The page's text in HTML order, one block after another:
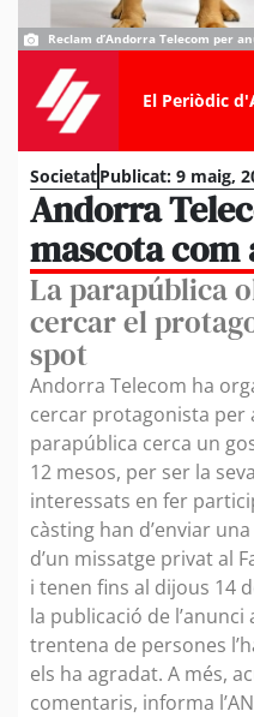
Reclam d’Andorra Telecom per
El Periòdic
SocietatPublicat: 9 maig,
Andorra
mascota com
La parapública
cercar el
spot
Andorra Telecom ha
cercar protagonista per
parapública cerca un
12 mesos, per ser la
interessats en fer
càsting han d’enviar
d’un missatge privat al
i tenen fins al dijous 14
la publicació de l’anunci
trentena de persones
els ha agradat. A més,
comentaris, informa